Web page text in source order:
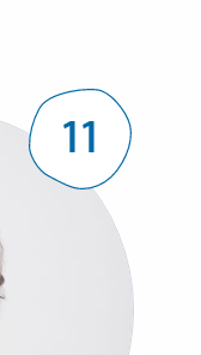
11